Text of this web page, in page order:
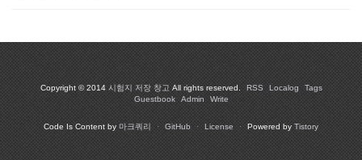
Copyright © 2014 시험지 저장 창고 All rights reserved. RSS Localog
Tags
Guestbook
Admin Write
Code Is Content by 마크쿼리 · GitHub · License · Powered by Tistory